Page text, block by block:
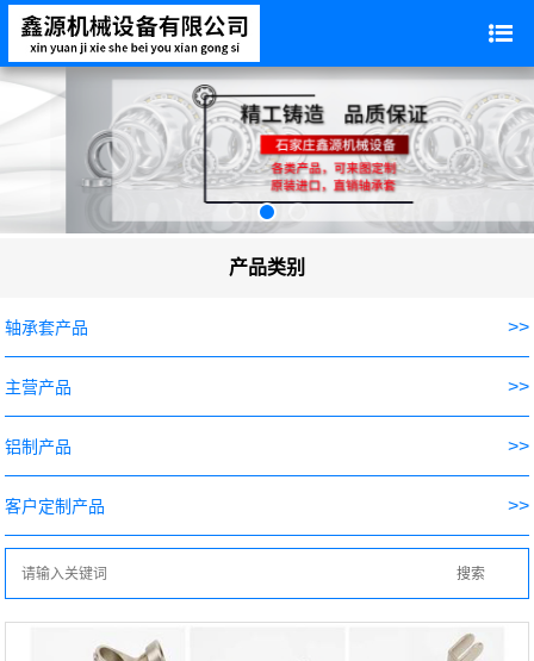
产品类别
轴承套产品 >>
主营产品 >>
铝制产品 >>
客户定制产品 >>